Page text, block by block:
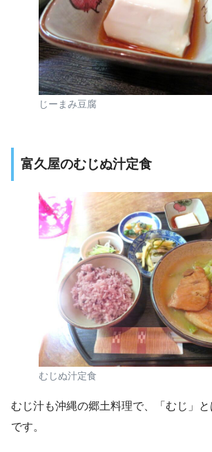
じーまみ豆腐
富久屋のむじぬ汁定食
むじぬ汁定食
むじ汁も沖縄の郷土料理で、「むじ」
です。